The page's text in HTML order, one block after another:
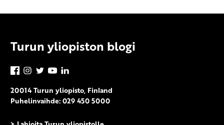
Turun yliopiston blogi
Facebook
Instagram
TwitterYouTube
20014 Turun yliopisto, Finland
Puhelinvaihde: 029 450 5000